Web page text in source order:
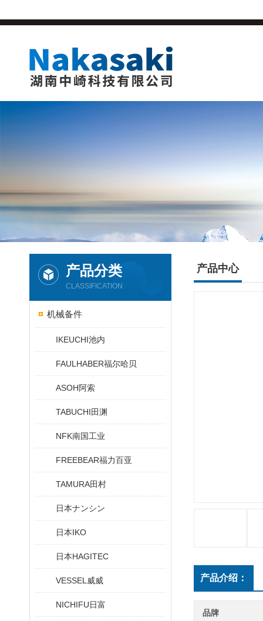
产品分类
CLASSIFICATION
机械备件
IKEUCHI池内
FAULHABER福尔哈贝
ASOH阿索
TABUCHI田渊
NFK南国工业
FREEBEAR福力百亚
TAMURA田村
日本ナンシン
日本IKO
日本HAGITEC
VESSEL威威
NICHIFU日富
产品中心
产品介绍：
品牌